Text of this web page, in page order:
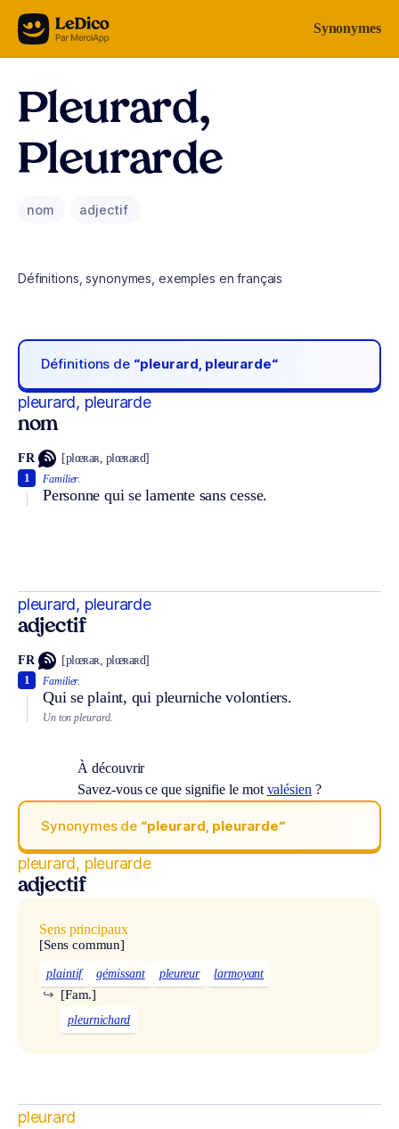
Aller au contenu Synonymes
Pleurard,
Pleurarde
nom adjectif
Définitions, synonymes, exemples en français
Définitions de “pleurard, pleurarde“
pleurard, pleurarde
nom
FR [plœʀaʀ, plœʀaʀd]
Familier.
Personne qui se lamente sans cesse.
1
pleurard, pleurarde
adjectif
FR [plœʀaʀ, plœʀaʀd]
Familier.
Qui se plaint, qui pleurniche volontiers.
1
Un ton pleurard.
À découvrir
Savez-vous ce que signifie le mot valésien ?
Synonymes de “pleurard, pleurarde“
pleurard, pleurarde
adjectif
Sens principaux
[Sens commun]
plaintif gémissant pleureur larmoyant
[Fam.]
↪
pleurnichard
pleurard